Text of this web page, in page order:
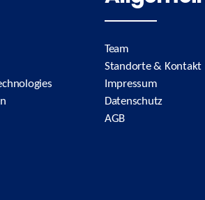
Team
Standorte & Kontakt
Impressum
Datenschutz
AGB